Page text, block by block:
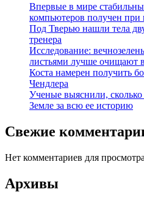
Впервые в мире
компьютеров получен при
Под Тверью нашли тела
тренера
Исследование:
листьями лучше очищают
Коста намерен получить
Чендлера
Ученые выяснили, сколько
Земле за всю ее историю
Свежие
Нет комментариев для
Архивы